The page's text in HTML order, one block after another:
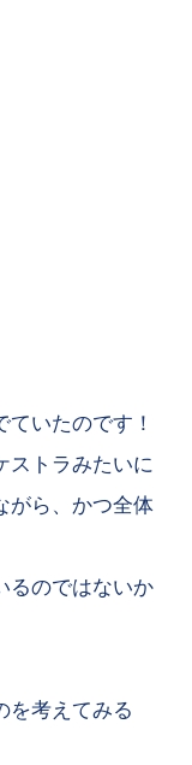
いたのです！
ストラみたいに
がら、かつ全体
るのではないか
を考えてみる